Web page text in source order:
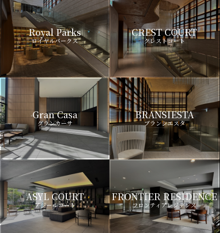
Royal Parks
ロイヤルパークス
CREST COURT
クレストコート
Gran Casa
グランカーサ
BRANSIESTA
ブランシエスタ
ASYL COURT
アジールコート
FRONTIER RESIDENCE
フロンティアレジデンス